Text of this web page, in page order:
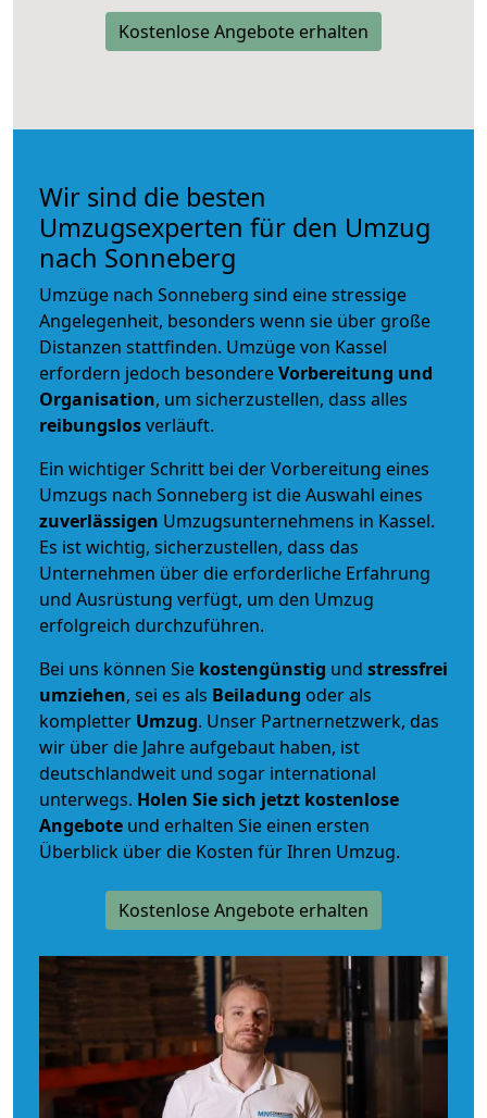
Kostenlose Angebote erhalten
Wir sind die besten
Umzugsexperten für den Umzug
nach Sonneberg
Umzüge nach Sonneberg sind eine stressige
Angelegenheit, besonders wenn sie über große
Distanzen stattfinden. Umzüge von Kassel
erfordern jedoch besondereVorbereitung und
Organisation, um sicherzustellen, dass alles
reibungslosverläuft.
Ein wichtiger Schritt bei der Vorbereitung eines
Umzugs nach Sonneberg ist die Auswahl eines
zuverlässigen Umzugsunternehmens in Kassel.
Es ist wichtig, sicherzustellen, dass das
Unternehmen über die erforderliche Erfahrung
und Ausrüstung verfügt, um den Umzug
erfolgreich durchzuführen.
Bei uns können Sie kostengünstig und stressfrei
umziehen, sei es als Beiladung oder als
kompletter Umzug. Unser Partnernetzwerk, das
wir über die Jahre aufgebaut haben, ist
deutschlandweit und sogar international
unterwegs. Holen Sie sich jetzt kostenlose
Angebote und erhalten Sie einen ersten
Überblick über die Kosten für Ihren Umzug.
Kostenlose Angebote erhalten